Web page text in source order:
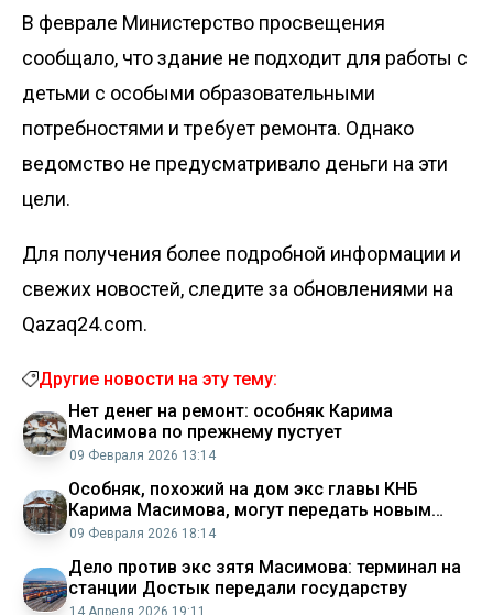
В феврале Министерство просвещения
сообщало, чтоздание не подходит для работы с
детьми с особыми образовательными
потребностями и требует ремонта. Однако
ведомство не предусматривало деньги на эти
цели.
Для получения более подробной информации и
свежих новостей, следите за обновлениями на
Qazaq24.com.
Другие новости на эту тему:
Нет денег на ремонт: особняк Карима
Масимова по прежнему пустует
09 Февраля 2026 13:14
Особняк, похожий на дом экс главы КНБ
Карима Масимова, могут передать новым
владельцам
09 Февраля 2026 18:14
Дело против экс зятя Масимова: терминал на
станции Достык передали государству
14 Апреля 2026 19:11